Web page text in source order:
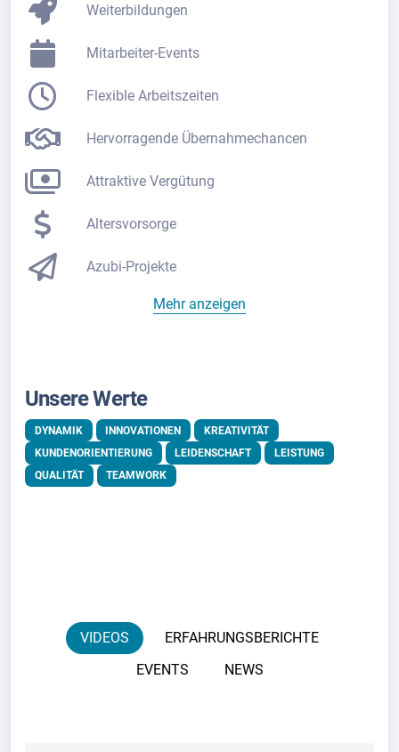
Weiterbildungen
Mitarbeiter-Events
Flexible Arbeitszeiten
Hervorragende Übernahmechancen
Attraktive Vergütung
Altersvorsorge
Azubi-Projekte
Mehr anzeigen
Unsere Werte
DYNAMIK INNOVATIONEN
KREATIVITÄT
KUNDENORIENTIERUNG
LEIDENSCHAFT
LEISTUNG
QUALITÄT
TEAMWORK
VIDEOS
ERFAHRUNGSBERICHTE
EVENTS
NEWS